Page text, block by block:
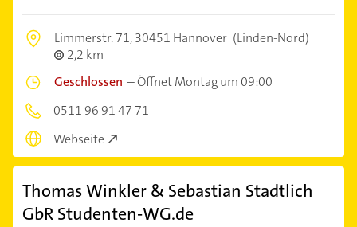
Limmerstr. 71,30451 Hannover (Linden-Nord)
2,2 km
Geschlossen –Öffnet Montag um 09:00
0511 96 91 47 71
Webseite
Thomas Winkler & Sebastian Stadtlich
GbR Studenten-WG.de